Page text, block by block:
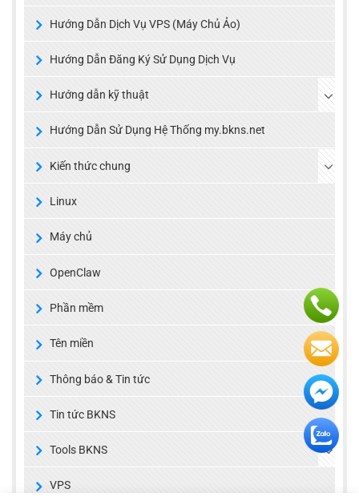
Hướng Dẫn Dịch Vụ VPS (Máy Chủ Ảo)
Hướng Dẫn Đăng Ký Sử Dụng Dịch Vụ
Hướng dẫn kỹ thuật
Hướng Dẫn Sử Dụng Hệ Thống my.bkns.net
Kiến thức chung
Linux
Máy chủ
OpenClaw
Phần mềm
Tên miền
Thông báo & Tin tức
Tin tức BKNS
Tools BKNS
VPS